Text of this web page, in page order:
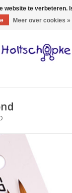
website te verbeteren.
Meer over cookies »